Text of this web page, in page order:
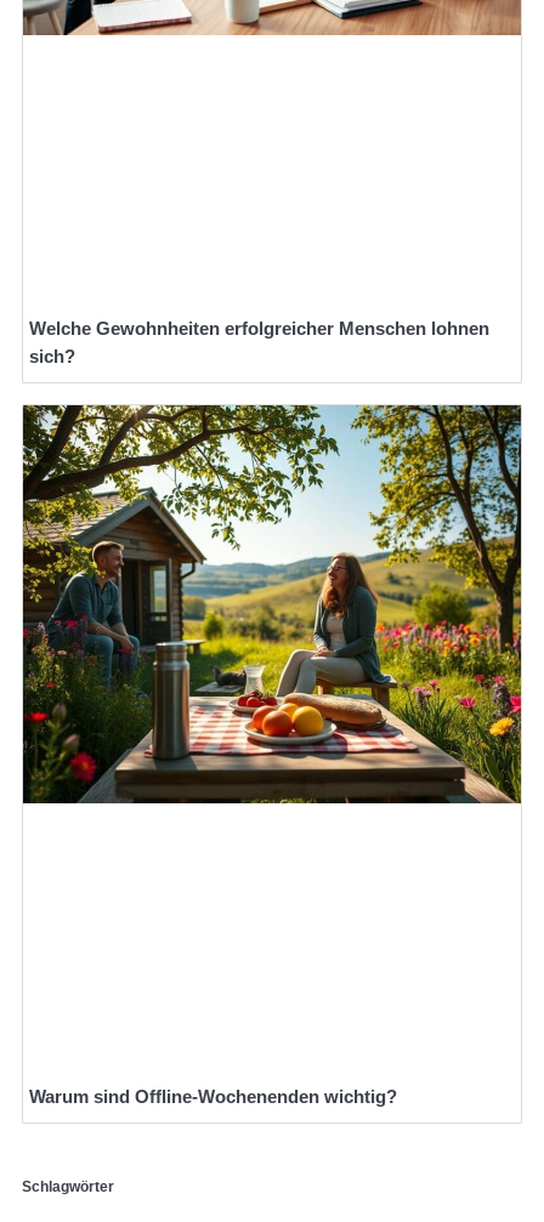
Welche Gewohnheiten erfolgreicher Menschen lohnen
sich?
Warum sind Offline-Wochenenden wichtig?
Schlagwörter